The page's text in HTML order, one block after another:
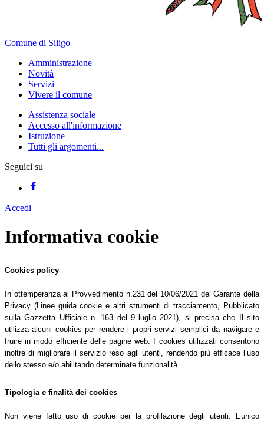
Comune di Siligo
Amministrazione
Novità
Servizi
Vivere il comune
Assistenza sociale
Accesso all'informazione
Istruzione
Tutti gli argomenti...
Seguici su
Accedi
Informativa cookie
Cookies policy
In ottemperanza al Provvedimento n.231 del 10/06/2021 del Garante della
Privacy (Linee guida cookie e altri strumenti di tracciamento, Pubblicato
sulla Gazzetta Ufficiale n. 163 del 9 luglio 2021), si precisa che Il sito
utilizza alcuni cookies per rendere i propri servizi semplici da navigare e
fruire in modo efficiente delle pagine web. I cookies utilizzati consentono
inoltre di migliorare il servizio reso agli utenti, rendendo più efficace l’uso
dello stesso e/o abilitando determinate funzionalità.
Tipologia e finalità dei cookies
Non viene fatto uso di cookie per la profilazione degli utenti. L’unico